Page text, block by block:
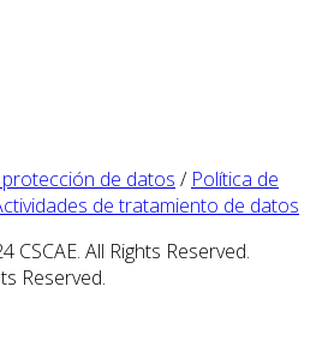
de datos / Política de
de tratamiento de datos
CSCAE. All Rights Reserved.
Reserved.